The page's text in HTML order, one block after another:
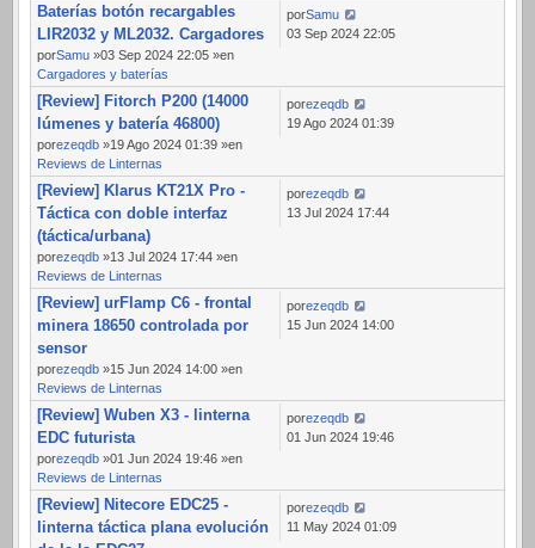
Baterías botón recargables
LIR2032 y ML2032. Cargadores
porSamu »03 Sep 2024 22:05 »en
Cargadores y baterías
porSamu
03 Sep 2024 22:05
[Review] Fitorch P200 (14000
lúmenes y batería 46800)
porezeqdb »19 Ago 2024 01:39 »en
Reviews de Linternas
porezeqdb
19 Ago 2024 01:39
[Review] Klarus KT21X Pro -
Táctica con doble interfaz
(táctica/urbana)
porezeqdb »13 Jul 2024 17:44 »en
Reviews de Linternas
porezeqdb
13 Jul 2024 17:44
[Review] urFlamp C6 - frontal
minera 18650 controlada por
sensor
porezeqdb »15 Jun 2024 14:00 »en
Reviews de Linternas
porezeqdb
15 Jun 2024 14:00
[Review] Wuben X3 - linterna
EDC futurista
porezeqdb »01 Jun 2024 19:46 »en
Reviews de Linternas
porezeqdb
01 Jun 2024 19:46
[Review] Nitecore EDC25 -
linterna táctica plana evolución
porezeqdb
11 May 2024 01:09